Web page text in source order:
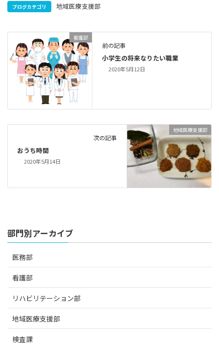
ブログカテゴリ 地域医療支援部
看護部
前の記事
小学生の将来なりたい職業
2020年5月12日
地域医療支援部
次の記事
おうち時間
2020年5月14日
部門別アーカイブ
医務部
看護部
リハビリテーション部
地域医療支援部
検査課